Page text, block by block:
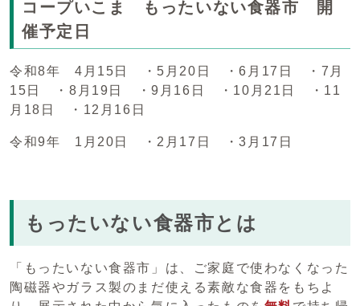
コープいこま もったいない食器市 開
催予定日
令和8年 4月15日 ・5月20日 ・6月17日 ・7月
15日 ・8月19日 ・9月16日 ・10月21日 ・11
月18日 ・12月16日
令和9年 1月20日 ・2月17日 ・3月17日
もったいない食器市とは
「もったいない食器市」は、ご家庭で使わなくなった
陶磁器やガラス製のまだ使える素敵な食器をもちよ